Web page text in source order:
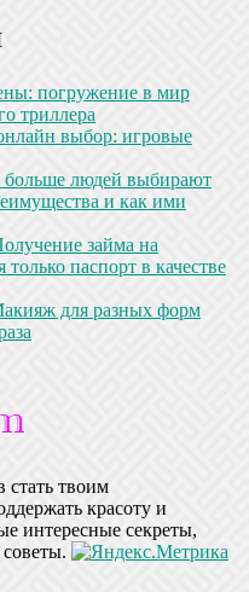
погружение в мир
триллера
выбор: игровые
больше людей выбирают
и как ими
займа на
паспорт в качестве
для разных форм
стать твоим
красоту и
интересные секреты,